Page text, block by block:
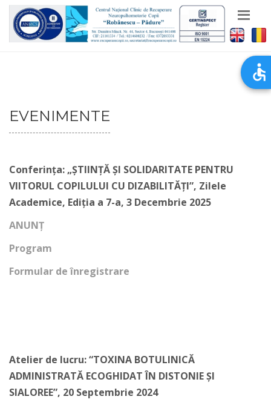
EVENIMENTE
Conferința: „ȘTIINȚĂ ȘI SOLIDARITATE PENTRU
VIITORUL COPILULUI CU DIZABILITĂȚI”, Zilele
Academice, Ediția a 7-a, 3 Decembrie 2025
ANUNȚ
Program
Formular de înregistrare
Atelier de lucru: “TOXINA BOTULINICĂ
ADMINISTRATĂ ECOGHIDAT ÎN DISTONIE ȘI
SIALOREE”, 20 Septembrie 2024